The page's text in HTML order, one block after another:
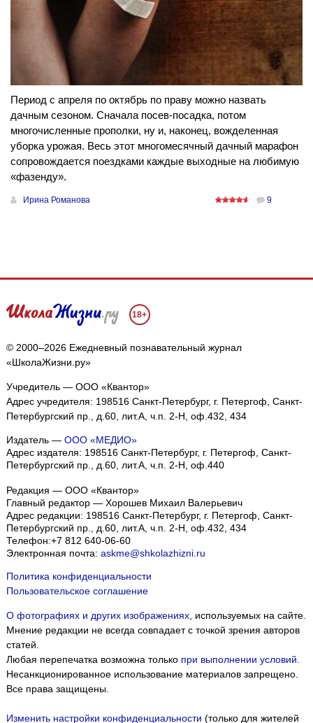
Период с апреля по октябрь по праву можно назвать
дачным сезоном. Сначала посев-посадка, потом
многочисленные прополки, ну и, наконец, вожделенная
уборка урожая. Весь этот многомесячный дачный марафон
сопровождается поездками каждые выходные на любимую
«фазенду».
Ирина Романова 9
18+
© 2000–2026 Ежедневный познавательный журнал
«ШколаЖизни.ру»
Учредитель — ООО «Квантор»
Адрес учредителя: 198516 Санкт-Петербург, г. Петергоф, Санкт-
Петербургский пр., д.60, лит.А, ч.п. 2-Н, оф.432, 434
Издатель — ООО «МЕДИО»
Адрес издателя: 198516 Санкт-Петербург, г. Петергоф, Санкт-
Петербургский пр., д.60, лит.А, ч.п. 2-Н, оф.440
Редакция — ООО «Квантор»
Главный редактор — Хорошев Михаил Валерьевич
Адрес редакции: 198516 Санкт-Петербург, г. Петергоф, Санкт-
Петербургский пр., д.60, лит.А, ч.п. 2-Н, оф.432, 434
Телефон:+7 812 640-06-60
Электронная почта: askme@shkolazhizni.ru
Политика конфиденциальности
Пользовательское соглашение
О фотографиях и других изображениях, используемых на сайте.
Мнение редакции не всегда совпадает с точкой зрения авторов
статей.
Любая перепечатка возможна только при выполнении условий.
Несанкционированное использование материалов запрещено.
Все права защищены.
Изменить настройки конфиденциальности (только для жителей